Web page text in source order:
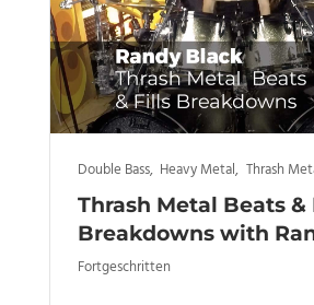
Double Bass, Heavy Metal, Thrash
Thrash Metal Beats &
Breakdowns with
Fortgeschritten